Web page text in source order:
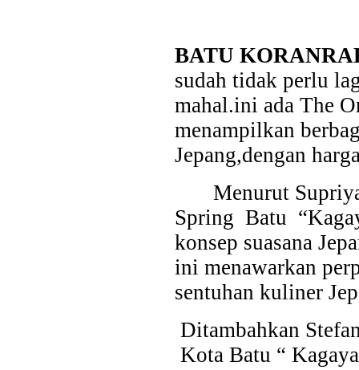
BATU
sudah tidak perlu
mahal.ini ada The
menampilkan
Jepang,dengan
Menurut
Spring Batu
konsep suasana
ini menawarkan
sentuhan kuliner
Ditambahkan
Kota Batu “